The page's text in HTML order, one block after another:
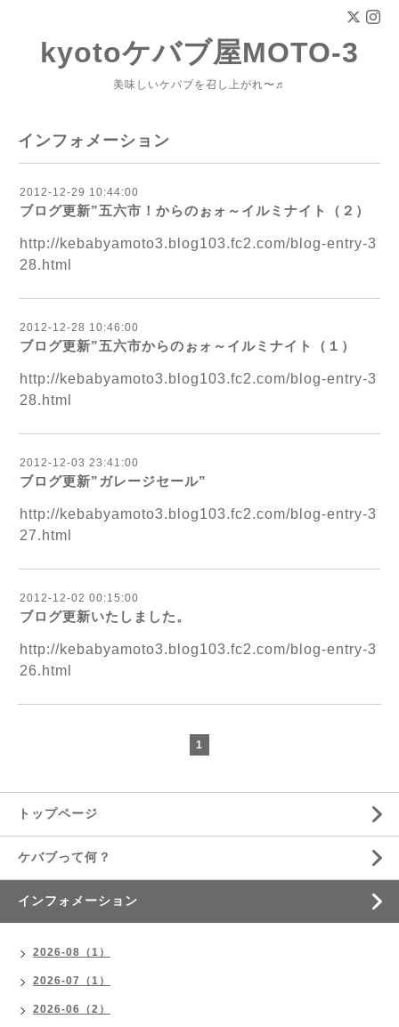
kyotoケバブ屋MOTO-3
美味しいケバブを召し上がれ〜♬
インフォメーション
2012-12-29 10:44:00
ブログ更新”五六市！からのぉォ～イルミナイト（２）
http://kebabyamoto3.blog103.fc2.com/blog-entry-3
28.html
2012-12-28 10:46:00
ブログ更新”五六市からのぉォ～イルミナイト（１）
http://kebabyamoto3.blog103.fc2.com/blog-entry-3
28.html
2012-12-03 23:41:00
ブログ更新”ガレージセール”
http://kebabyamoto3.blog103.fc2.com/blog-entry-3
27.html
2012-12-02 00:15:00
ブログ更新いたしました。
http://kebabyamoto3.blog103.fc2.com/blog-entry-3
26.html
1
トップページ
ケバブって何？
インフォメーション
2026-08（1）
2026-07（1）
2026-06（2）